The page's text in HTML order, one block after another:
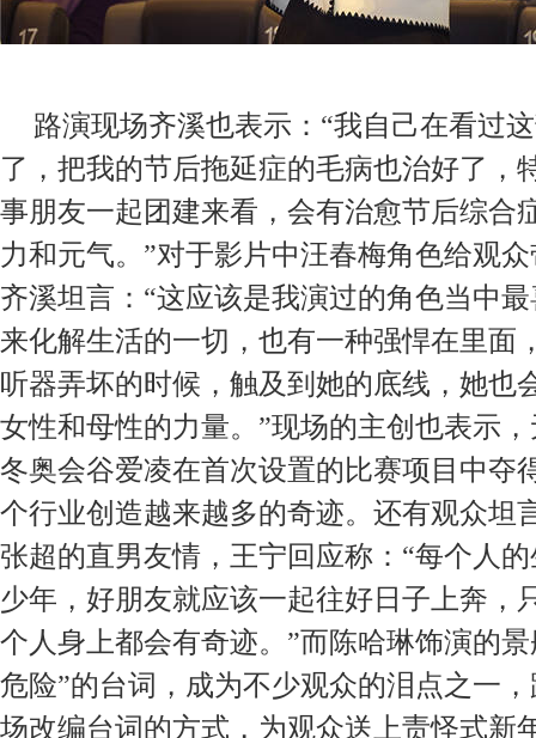
路演现场齐溪也表示：“我自己在看过
了，把我的节后拖延症的毛病也治好了，
事朋友一起团建来看，会有治愈节后综合
力和元气。”对于影片中汪春梅角色给观
齐溪坦言：“这应该是我演过的角色当中
来化解生活的一切， 也有一种强悍在里面
听器弄坏的时候， 触及到她的底线， 她也
女性和母性的力量。 ”现场的主创也表示
冬奥会谷爱凌在首次设置的比赛项目中夺
个行业创造越来越多的奇迹。还有观众坦
张超的直男友情，王宁回应称：“每个人
少年， 好朋友就应该一起往好日子上奔，
个人身上都会有奇迹。”而陈哈琳饰演的
危险”的台词，成为不少观众的泪点之一
场改编台词的方式，为观众送上责怪式新